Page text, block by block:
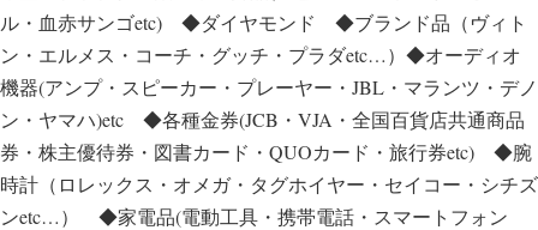
ル・血赤サンゴetc) ◆ダイヤモンド ◆ブランド品（ヴィト
ン・エルメス・コーチ・グッチ・プラダetc…）◆オーディオ
機器(アンプ・スピーカー・プレーヤー・JBL・マランツ・デノ
ン・ヤマハ)etc ◆各種金券(JCB・VJA・全国百貨店共通商品
券・株主優待券・図書カード・QUOカード・旅行券etc) ◆腕
時計（ロレックス・オメガ・タグホイヤー・セイコー・シチズ
ンetc…） ◆家電品(電動工具・携帯電話・スマートフォン